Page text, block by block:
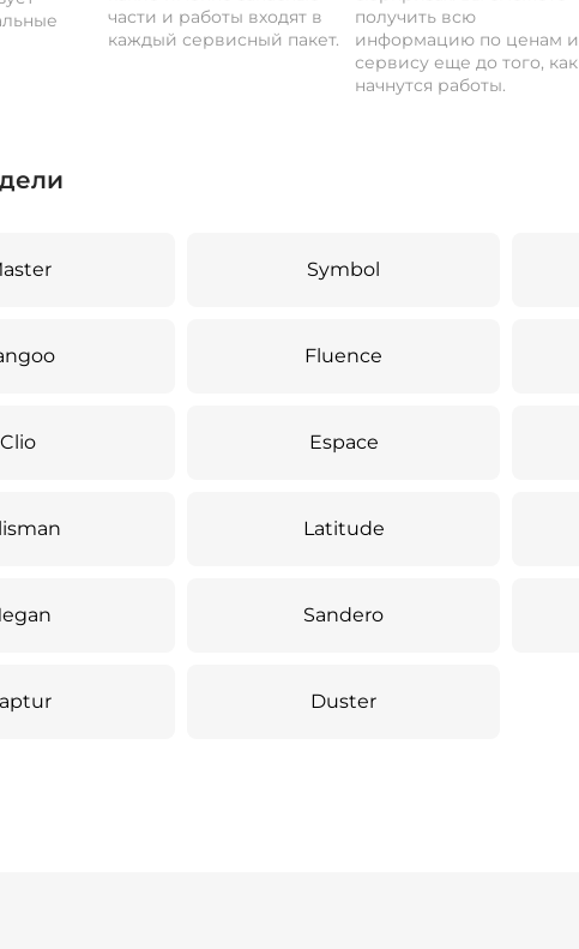
части и работы входят в
каждый сервисный пакет.
получить всю
информацию по ценам и
сервису еще до того, как
начнутся работы.
Symbol
Fluence
Clio Espace
Latitude
Sandero
Duster